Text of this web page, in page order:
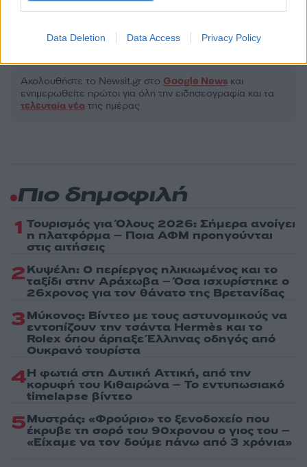
Data Deletion Data Access Privacy Policy
Share:
Ακολουθήστε το Νewsit.gr στο Google News και
ενημερωθείτε πρώτοι για όλη την ειδησεογραφία και τα
τελευταία νέα της ημέρας
Πιο δημοφιλή
1 Τουρισμός για Όλους 2026: Σήμερα ανοίγει
η πλατφόρμα – Ποια ΑΦΜ προηγούνται
στις αιτήσεις
2Κυψέλη: Ο περίεργος ηλικιωμένος και το
ταξίδι στην Αράχωβα – Όσα ισχυρίστηκε ο
26χρονος για τον θάνατο της Βρετανίδας
3Μύκονος: Βίντεο με τους αστυνομικούς να
εντοπίζουν την τσάντα Hermès και το
Rolex όπου άρπαξε Έλληνας οδηγός από
Ουκρανό τουρίστα
4Η φωτιά στη Δυτική Αττική, από την
κορυφή του Κιθαιρώνα – Το εντυπωσιακό
timelapse βίντεο
5Μυστράς: «Φρούριο» το ξενοδοχείο που
έκρυβε τη σορό του 90χρονου ο γιος του –
«Είχαμε να τον δούμε πάνω από 3 χρόνια»